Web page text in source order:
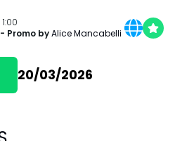
- Promo byAlice Mancabelli
20/03/2026